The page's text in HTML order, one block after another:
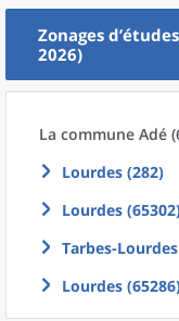
Zonages
2026)
La commune Adé
Lourdes (282)
Lourdes
Tarbes-
Lourdes